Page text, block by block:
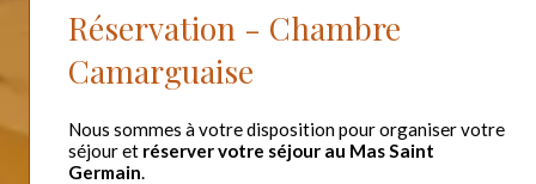
Réservation - Chambre
Camarguaise
Nous sommes à votre disposition pour organiser votre
séjour et réserver votre séjour au Mas Saint
Germain.